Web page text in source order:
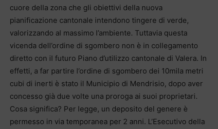
cuore della zona che gli obiettivi della nuova
pianificazione cantonale intendono tingere di verde,
valorizzando al massimo l’ambiente. Tuttavia questa
vicenda dell’ordine di sgombero non è in collegamento
diretto con il futuro Piano d’utilizzo cantonale di Valera. In
effetti, a far partire l’ordine di sgombero dei 10mila metri
cubi di inerti è stato il Municipio di Mendrisio, dopo aver
concesso già due volte una proroga ai suoi proprietari.
Cosa significa? Per legge, un deposito del genere è
permesso in via temporanea per 2 anni. L’Esecutivo della